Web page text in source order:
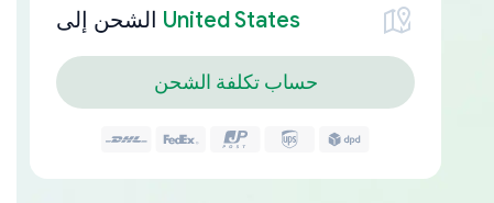
الشحن إلى United States
حساب تكلفة الشحن